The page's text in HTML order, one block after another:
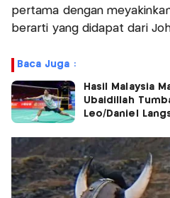
pertama dengan
berarti yang didapat dari
Baca Juga :
Hasil Malaysia
Ubaidillah
Leo/Daniel